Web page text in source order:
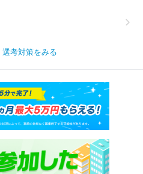
選考対策をみる